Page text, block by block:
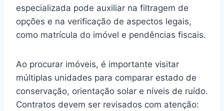
especializada pode auxiliar na filtragem de
opções e na verificação de aspectos legais,
como matrícula do imóvel e pendências fiscais.
Ao procurar imóveis, é importante visitar
múltiplas unidades para comparar estado de
conservação, orientação solar e níveis de ruído.
Contratos devem ser revisados com atenção: